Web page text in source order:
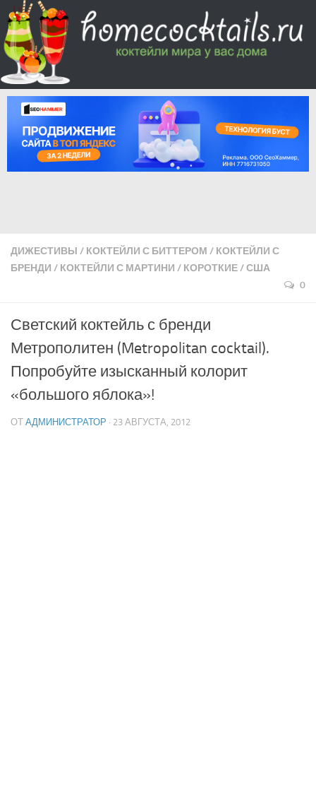
ДИЖЕСТИВЫ / КОКТЕЙЛИ С БИТТЕРОМ / КОКТЕЙЛИ С
БРЕНДИ / КОКТЕЙЛИ С МАРТИНИ / КОРОТКИЕ/США
0
Светский коктейль с бренди
Метрополитен (Metropolitan cocktail).
Попробуйте изысканный колорит
«большого яблока»!
ОТ АДМИНИСТРАТОР · 23 АВГУСТА, 2012